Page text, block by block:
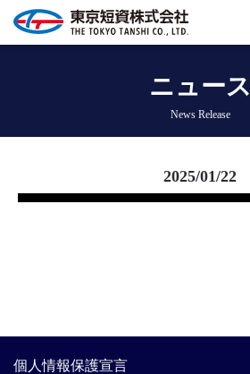
ニュース
News Release
2025/01/22
個人情報保護宣言